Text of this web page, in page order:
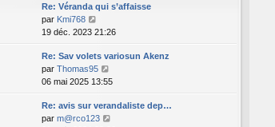
Re: Véranda qui s’affaisse
par Kmi768
o
n
s
u
l
t
e
r
19 déc. 2023 21:26
Re: Sav volets variosun Akenz
par Thomas95
o
n
s
u
06 mai 2025 13:55
Re: avis sur verandaliste dep…
par m@rco123